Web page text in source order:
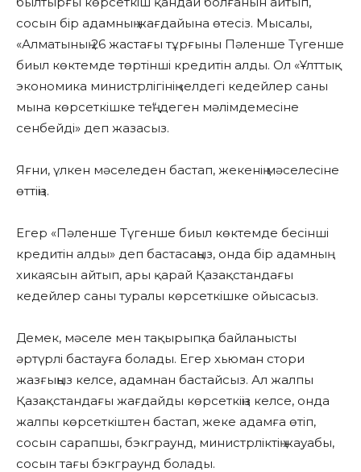
сосын бір адамның жағдайына өтесіз. Мысалы,
«Алматының 26 жастағы тұрғыны Пәленше Түгенше
биыл көктемде төртінші кредитін алды. Ол «Ұлттық
экономика министрлігінің «елдегі кедейлер саны
мына көрсеткішке тең“ деген мәлімдемесіне
сенбейді» деп жазасыз.
Яғни, үлкен мәселеден бастап, жекенің мәселесіне
өттіңіз.
Егер «Пәленше Түгенше биыл көктемде бесінші
кредитін алды» деп бастасаңыз, онда бір адамның
хикаясын айтып, ары қарай Қазақстандағы
кедейлер саны туралы көрсеткішке ойысасыз.
Демек, мәселе мен тақырыпқа байланысты
әртүрлі бастауға болады. Егер хьюман стори
жазғыңыз келсе, адамнан бастайсыз. Ал жалпы
Қазақстандағы жағдайды көрсеткіңіз келсе, онда
жалпы көрсеткіштен бастап, жеке адамға өтіп,
сосын сарапшы, бэкграунд, министрліктің жауабы,
сосын тағы бэкграунд болады.